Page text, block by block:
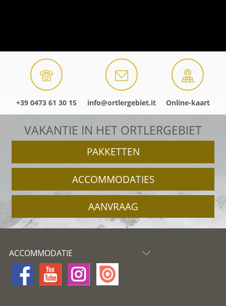
+39 0473 61 30 15 info@ortlergebiet.it Online-kaart
VAKANTIE IN HET ORTLERGEBIET
PAKKETTEN
ACCOMMODATIES
AANVRAAG
ACCOMMODATIE